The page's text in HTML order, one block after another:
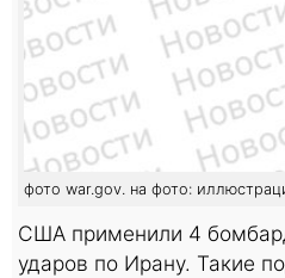
фото war.gov. на фото:
США применили 4
ударов по Ирану. Такие